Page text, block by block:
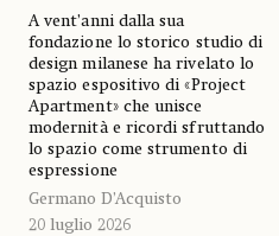
A vent’anni dalla sua
fondazione lo storico studio di
design milanese ha rivelato lo
spazio espositivo di «Project
Apartment» che unisce
modernità e ricordi sfruttando
lo spazio come strumento di
espressione
Germano D’Acquisto
20 luglio 2026